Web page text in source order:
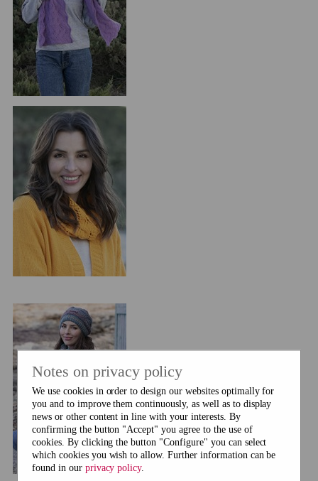
Notes on privacy policy
We use cookies in order to design our websites optimally for
you and to improve them continuously, as well as to display
news or other content in line with your interests. By
confirming the button "Accept" you agree to the use of
cookies. By clicking the button "Configure" you can select
which cookies you wish to allow. Further information can be
found in our privacy policy.